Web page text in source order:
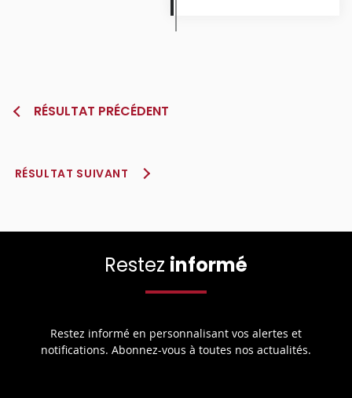
RÉSULTAT PRÉCÉDENT
RÉSULTAT SUIVANT
Restez informé
Restez informé en personnalisant vos alertes et
notifications. Abonnez-vous à toutes nos actualités.